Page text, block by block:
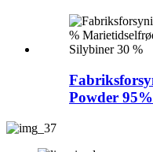
Powder